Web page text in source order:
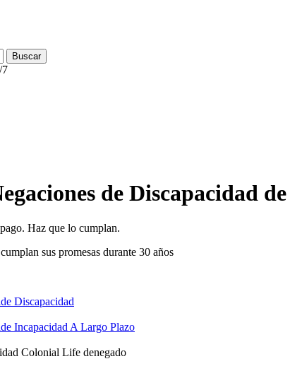
Buscar
7
de Discapacidad
Haz que lo cumplan.
sus promesas durante 30 años
Discapacidad
Incapacidad A Largo Plazo
Colonial Life denegado